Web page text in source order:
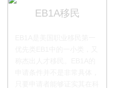
EB1A移民